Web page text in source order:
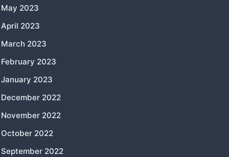
May 2023
April 2023
March 2023
February 2023
January 2023
December 2022
November 2022
October 2022
September 2022